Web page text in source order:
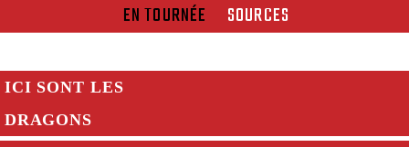
EN TOURNÉE
SOURCES
ICI SONT LES
DRAGONS